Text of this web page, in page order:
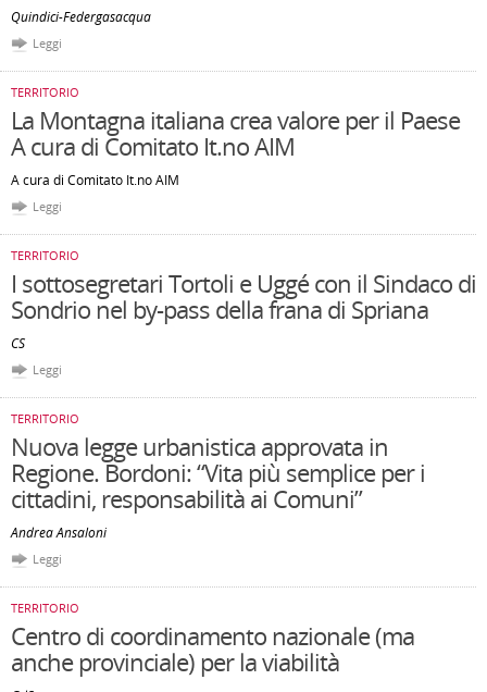
Quindici-Federgasacqua
Leggi
TERRITORIO
La Montagna italiana crea valore per il Paese
A cura di Comitato It.no AIM
A cura di Comitato It.no AIM
Leggi
TERRITORIO
I sottosegretari Tortoli e Uggé con il Sindaco di
Sondrio nel by-pass della frana di Spriana
CS
Leggi
TERRITORIO
Nuova legge urbanistica approvata in
Regione. Bordoni: “Vita più semplice per i
cittadini, responsabilità ai Comuni”
Andrea Ansaloni
Leggi
TERRITORIO
Centro di coordinamento nazionale (ma
anche provinciale) per la viabilità